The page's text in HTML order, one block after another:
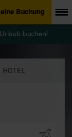
Buchung
buchen!
HOTEL